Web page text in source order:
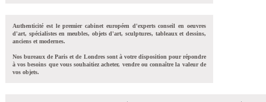
Authenticité est le premier cabinet européen d'experts conseil en oeuvres
d'art, spécialistes en meubles, objets d'art, sculptures, tableaux et dessins,
anciens et modernes.
Nos bureaux de Paris et de Londres sont à votre disposition pour répondre
à vos besoins que vous souhaitiez acheter, vendre ou connaître la valeur de
vos objets.